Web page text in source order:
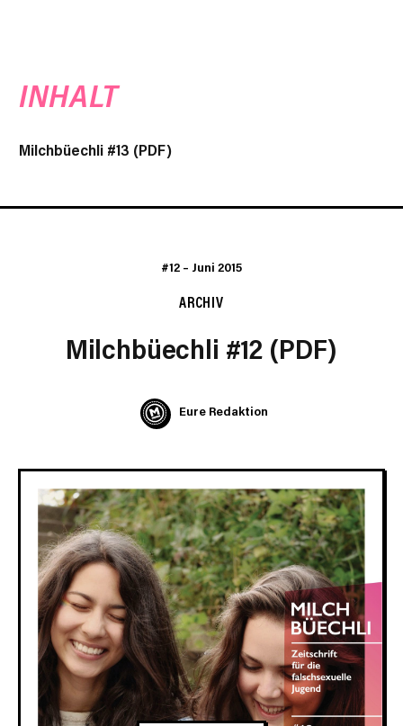
INHALT
Milchbüechli #13 (PDF)
#12 – Juni 2015
ARCHIV
Milchbüechli #12 (PDF)
Eure Redaktion